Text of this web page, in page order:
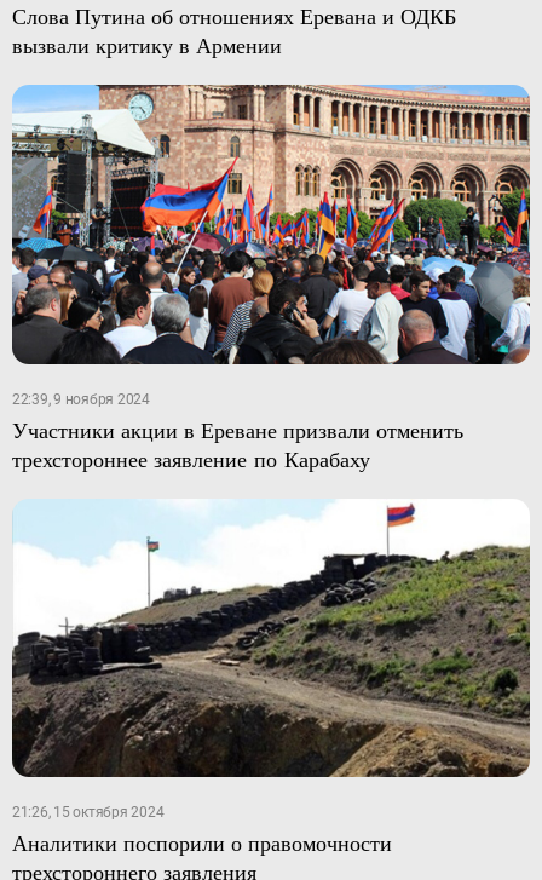
Слова Путина об отношениях Еревана и ОДКБ
вызвали критику в Армении
22:39, 9 ноября 2024
Участники акции в Ереване призвали отменить
трехстороннее заявление по Карабаху
21:26, 15 октября 2024
Аналитики поспорили о правомочности
трехстороннего заявления